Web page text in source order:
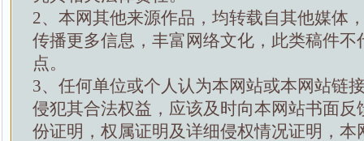
2、本网其他来源作品，均转载自其他媒体
传播更多信息，丰富网络文化，此类稿件不
点。
3、任何单位或个人认为本网站或本网站链
侵犯其合法权益，应该及时向本网站书面反
份证明，权属证明及详细侵权情况证明，本